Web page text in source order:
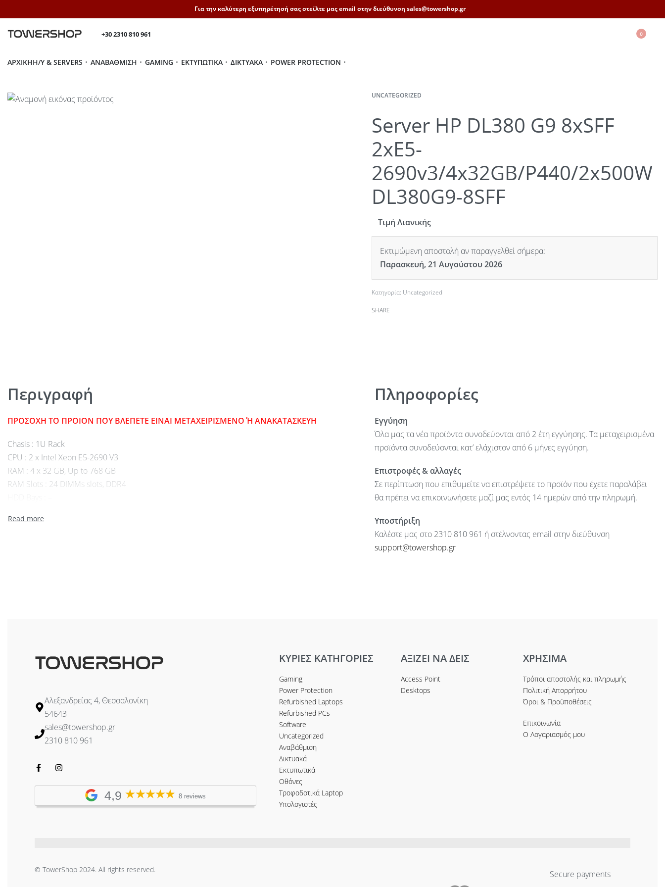
Για την καλύτερη εξυπηρέτησή σας στείλτε μας email στην διεύθυνση sales@towershop.gr
+30 2310 810 961 0
ΑΡΧΙΚΉH/Y & SERVERS ΑΝΑΒΆΘΜΙΣΗ GAMING ΕΚΤΥΠΩΤΙΚΆ ΔΙΚΤΥΑΚΆ POWER PROTECTION
UNCATEGORIZED
Server HP DL380 G9 8xSFF
2xE5-
2690v3/4x32GB/P440/2x500W
DL380G9-8SFF
Τιμή Λιανικής
Εκτιμώμενη αποστολή αν παραγγελθεί σήμερα:
Παρασκευή, 21 Αυγούστου 2026
Κατηγορία: Uncategorized
SHARE
Περιγραφή
ΠΡΟΣΟΧΗ ΤΟ ΠΡΟΙΟΝ ΠΟΥ ΒΛΕΠΕΤΕ ΕΙΝΑΙ ΜΕΤΑΧΕΙΡΙΣΜΕΝΟ Ή ΑΝΑΚΑΤΑΣΚΕΥΗ
Chasis : 1U Rack
CPU : 2 x Intel Xeon E5-2690 V3
RAM : 4 x 32 GB, Up to 768 GB
RAM Slots : 24 DIMMs slots, DDR4
On board network : 4 x 1 GbE Network
Πληροφορίες
Εγγύηση
Όλα μας τα νέα προϊόντα συνοδεύονται από 2 έτη εγγύησης. Τα μεταχειρισμένα
προϊόντα συνοδεύονται κατ’ ελάχιστον από 6 μήνες εγγύηση.
Επιστροφές & αλλαγές
Σε περίπτωση που επιθυμείτε να επιστρέψετε το προϊόν που έχετε παραλάβει
θα πρέπει να επικοινωνήσετε μαζί μας εντός 14 ημερών από την πληρωμή.
Υποστήριξη
Καλέστε μας στο 2310 810 961 ή στέλνοντας email στην διεύθυνση
support@towershop.gr
Αλεξανδρείας 4, Θεσσαλονίκη
54643
sales@towershop.gr
2310 810 961
4,9 8 reviews
ΚΥΡΙΕΣ ΚΑΤΗΓΟΡΙΕΣ
Gaming
Power Protection
Refurbished Laptops
Refurbished PCs
Software
Uncategorized
Αναβάθμιση
Δικτυακά
Εκτυπωτικά
Οθόνες
Τροφοδοτικά Laptop
Υπολογιστές
ΑΞΙΖΕΙ ΝΑ ΔΕΙΣ
Access Point
Desktops
ΧΡΗΣΙΜΑ
Τρόποι αποστολής και πληρωμής
Πολιτική Απορρήτου
Όροι & Προϋποθέσεις
Επικοινωνία
Ο Λογαριασμός μου
© TowerShop 2024. All rights reserved. Secure payments